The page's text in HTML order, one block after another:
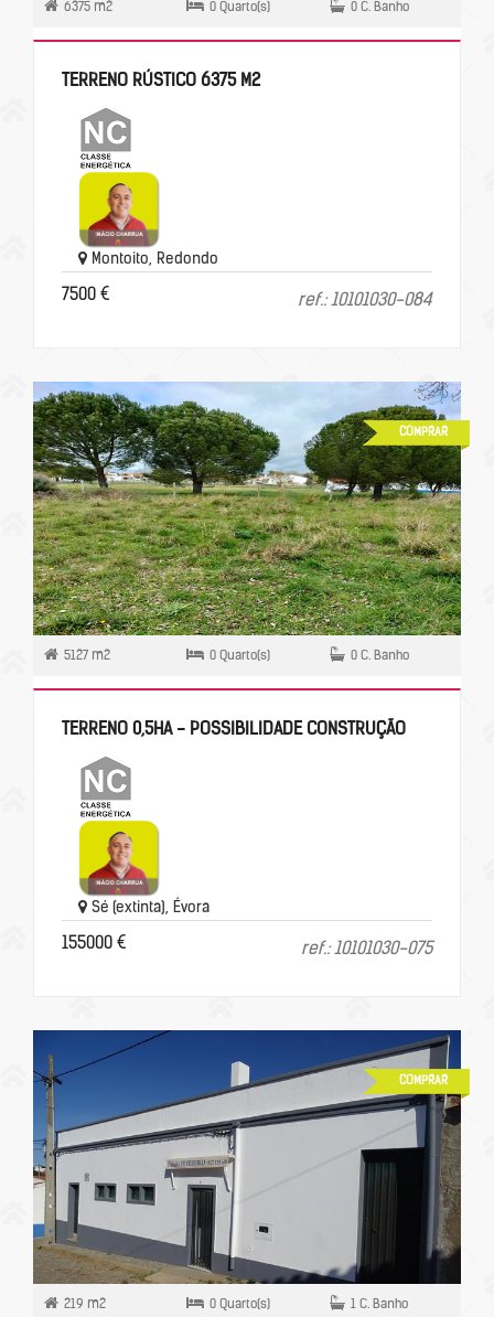
6375 m2 0 Quarto(s) 0 C. Banho
TERRENO RÚSTICO 6375 M2
Montoito, Redondo
7500 € ref.: 10101030-084
COMPRAR
5127 m2 0 Quarto(s) 0 C. Banho
TERRENO 0,5HA - POSSIBILIDADE CONSTRUÇÃO
Sé (extinta), Évora
155000 € ref.: 10101030-075
COMPRAR
219 m2 0 Quarto(s) 1 C. Banho